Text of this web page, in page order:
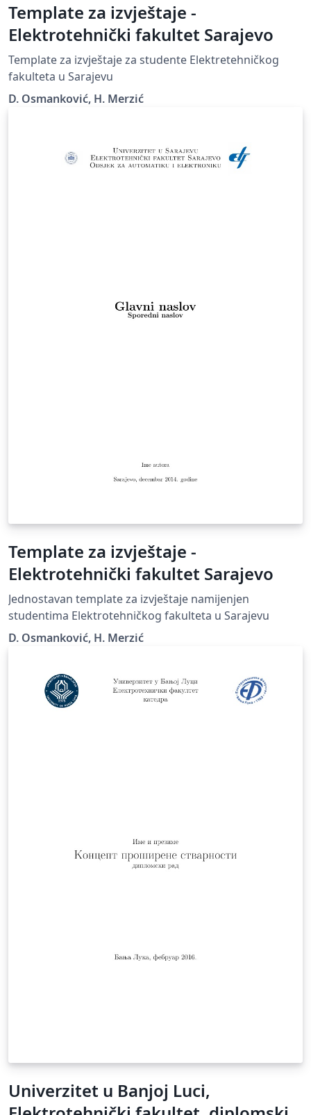
Template za izvještaje -
Elektrotehnički fakultet Sarajevo
Template za izvještaje za studente Elektretehničkog
fakulteta u Sarajevu
D. Osmanković, H. Merzić
Template za izvještaje -
Elektrotehnički fakultet Sarajevo
Jednostavan template za izvještaje namijenjen
studentima Elektrotehničkog fakulteta u Sarajevu
D. Osmanković, H. Merzić
Univerzitet u Banjoj Luci,